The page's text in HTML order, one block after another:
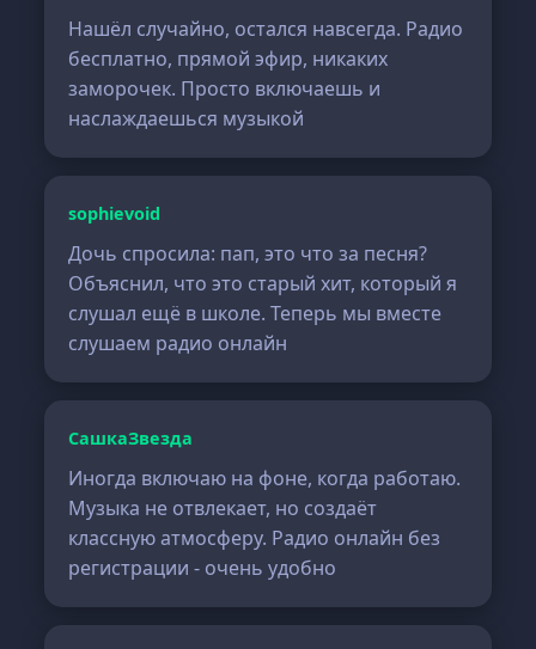
Нашёл случайно, остался навсегда. Радио
бесплатно, прямой эфир, никаких
заморочек. Просто включаешь и
наслаждаешься музыкой
sophievoid
Дочь спросила: пап, это что за песня?
Объяснил, что это старый хит, который я
слушал ещё в школе. Теперь мы вместе
слушаем радио онлайн
СашкаЗвезда
Иногда включаю на фоне, когда работаю.
Музыка не отвлекает, но создаёт
классную атмосферу. Радио онлайн без
регистрации - очень удобно